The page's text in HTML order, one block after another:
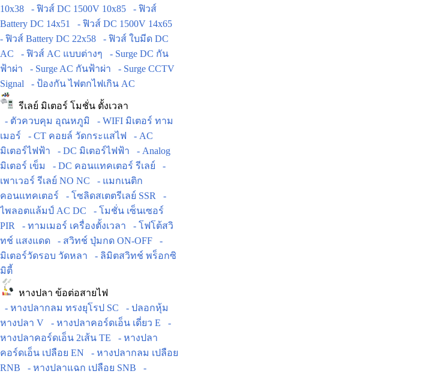
10x38
- ฟิวส์ DC 1500V 10x85
- ฟิวส์
Battery DC 14x51
- ฟิวส์ DC 1500V 14x65
- ฟิวส์ Battery DC 22x58
- ฟิวส์ ใบมีด DC
AC
- ฟิวส์ AC แบบต่างๆ
- Surge DC กัน
ฟ้าผ่า
- Surge AC กันฟ้าผ่า
- Surge CCTV
Signal
- ป้องกัน ไฟตกไฟเกิน AC
รีเลย์ มิเตอร์ โมชั่น ตั้งเวลา
- ตัวควบคุม อุณหภูมิ
- WIFI มิเตอร์ ทาม
เมอร์
- CT คอยล์ วัดกระแสไฟ
- AC
มิเตอร์ไฟฟ้า
- DC มิเตอร์ไฟฟ้า
- Analog
มิเตอร์ เข็ม
- DC คอนแทคเตอร์ รีเลย์
-
เพาเวอร์ รีเลย์ NO NC
- แมกเนติก
คอนแทคเตอร์
- โซลิดสเตตรีเลย์ SSR
-
ไพลอตแล้มป์ AC DC
- โมชั่น เซ็นเซอร์
PIR
- ทามเมอร์ เครื่องตั้งเวลา
- โฟโต้สวิ
ทช์ แสงแดด
- สวิทช์ ปุ่มกด ON-OFF
-
มิเตอร์วัดรอบ วัดหลา
- ลิมิตสวิทช์ พร็อกซิ
มิตี้
หางปลา ข้อต่อสายไฟ
- หางปลากลม ทรงยุโรป SC
- ปลอกหุ้ม
หางปลา V
- หางปลาคอร์ดเอ็น เดี่ยว E
-
หางปลาคอร์ดเอ็น 2เส้น TE
- หางปลา
คอร์ดเอ็น เปลือย EN
- หางปลากลม เปลือย
RNB
- หางปลาแฉก เปลือย SNB
-